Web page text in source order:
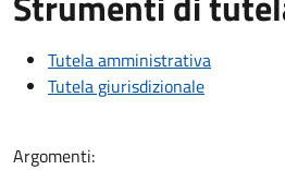
Tutela amministrativa
Tutela giurisdizionale
Argomenti: